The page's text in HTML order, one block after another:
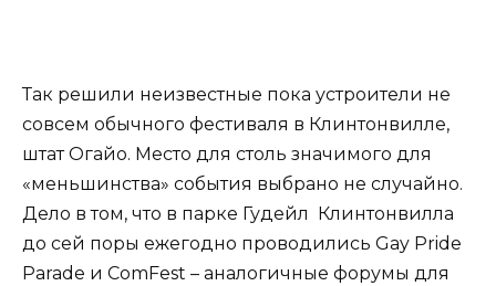
Так решили неизвестные пока устроители не
совсем обычного фестиваля в Клинтонвилле,
штат Огайо. Место для столь значимого для
«меньшинства» события выбрано не случайно.
Дело в том, что в парке Гудейл Клинтонвилла
до сей поры ежегодно проводились Gay Pride
Parade и ComFest – аналогичные форумы для